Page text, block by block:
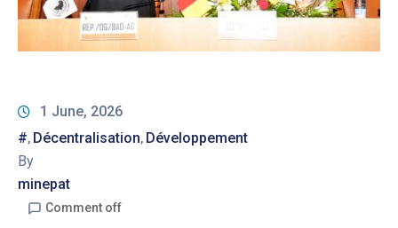
1 June, 2026
#‚ Décentralisation‚ Développement
By
minepat
Comment off